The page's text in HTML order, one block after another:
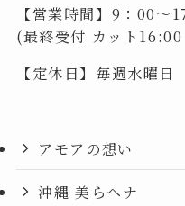
【営業時間】9：00～
(最終受付 カット
【定休日】毎週水曜日
アモアの想い
沖縄 美らヘナ